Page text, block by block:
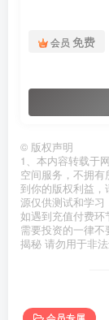
会员 免费
© 版权声明
1、本内容转载于
空间服务，不拥
到你的版权利益，
源仅供测试和学习
如遇到充值付费
需要投资的一律
揭秘 请勿用于非
会员专属